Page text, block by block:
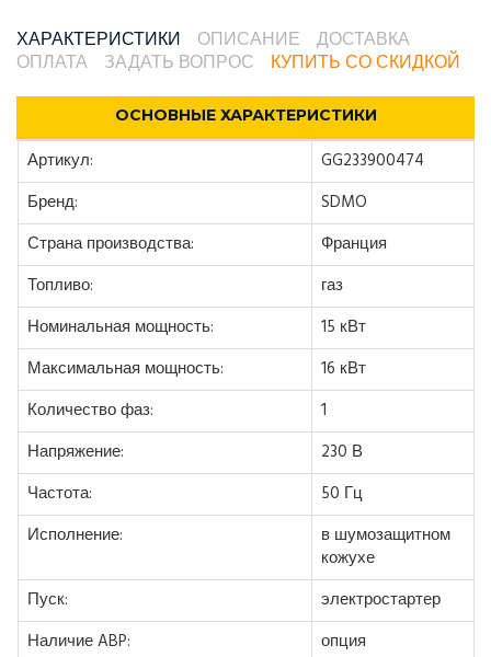
ХАРАКТЕРИСТИКИ ОПИСАНИЕ
ДОСТАВКА
ОПЛАТА
ЗАДАТЬ ВОПРОС КУПИТЬ СО СКИДКОЙ
ОСНОВНЫЕ ХАРАКТЕРИСТИКИ
Артикул:
GG233900474
Бренд:
SDMO
Страна производства:
Франция
Топливо:
газ
Номинальная мощность:
15 кВт
Максимальная мощность:
16 кВт
Количество фаз:
1
Напряжение:
230 В
Частота:
50 Гц
Исполнение:
в шумозащитном
кожухе
Пуск:
электростартер
Наличие ABP:
опция